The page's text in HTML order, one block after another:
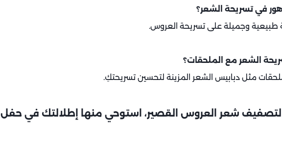
في تسريحة الشعر؟
طبيعية وجميلة على تسريحة العروس.
الشعر مع الملحقات؟
مثل دبابيس الشعر المزينة لتحسين تسريحتكِ.
لتصفيف شعر العروس القصير، استوحي منها إطلالتك في حفل